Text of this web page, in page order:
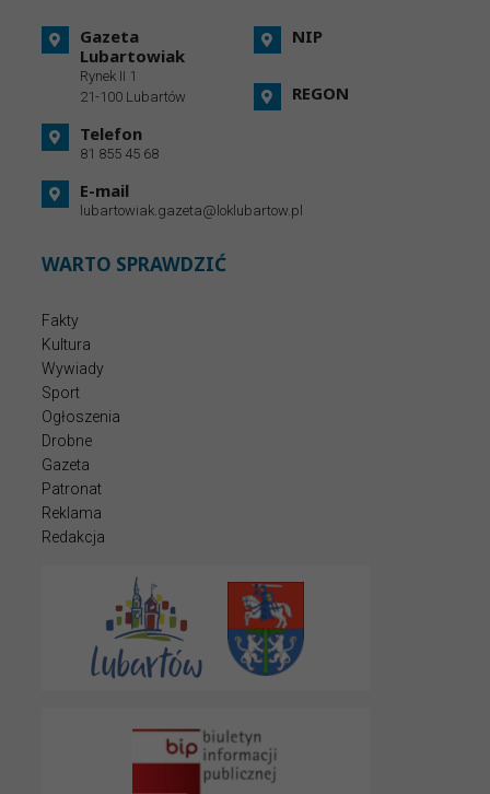
Gazeta
Lubartowiak
Rynek II 1
21-100 Lubartów
Telefon
81 855 45 68
E-mail
lubartowiak.gazeta@loklubartow.pl
NIP
REGON
WARTO SPRAWDZIĆ
Fakty
Kultura
Wywiady
Sport
Ogłoszenia
Drobne
Gazeta
Patronat
Reklama
Redakcja